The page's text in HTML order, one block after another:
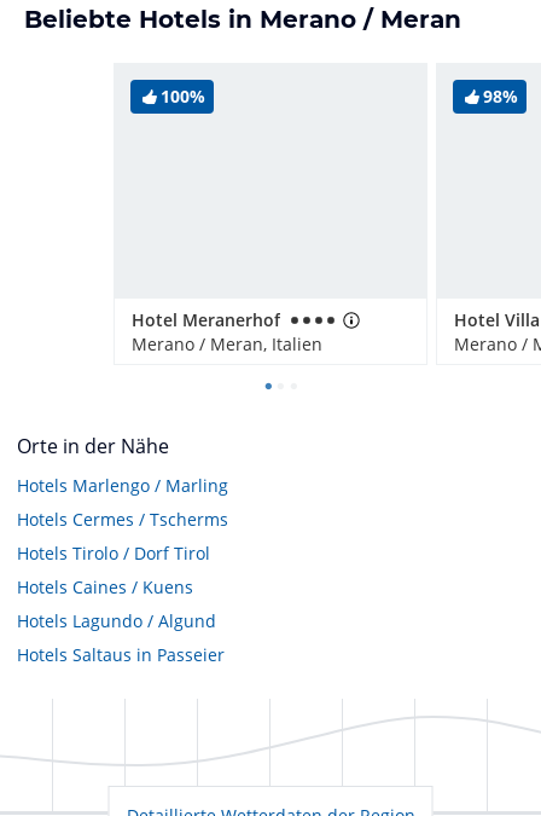
Beliebte Hotels in Merano / Meran
100%
Hotel Meranerhof
Merano / Meran, Italien
98%
Hotel
Merano /
Orte in der Nähe
Hotels Marlengo / Marling
Hotels Cermes / Tscherms
Hotels Tirolo / Dorf Tirol
Hotels Caines / Kuens
Hotels Lagundo / Algund
Hotels Saltaus in Passeier